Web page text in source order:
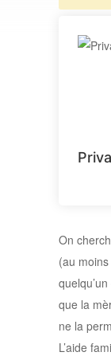
On
(au
que la
ne la
L’aide